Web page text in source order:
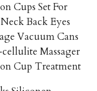
Cups Set For
Back Eyes
Vacuum Cans
Massager
Cup Treatment